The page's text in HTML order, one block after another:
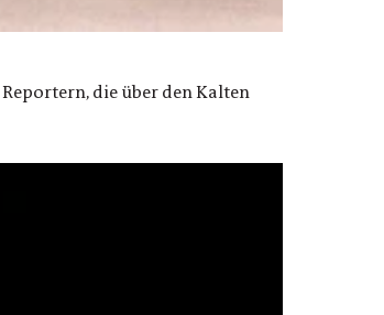
die über den Kalten